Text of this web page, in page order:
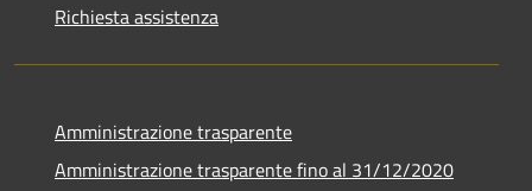
Richiesta assistenza
Amministrazione trasparente
Amministrazione trasparente fino al 31/12/2020